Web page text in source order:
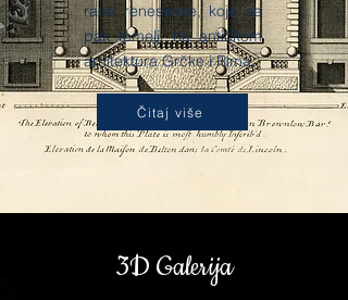
rane renesanse, koje se
pak temelji na antičkom
arhitektura Grčke i Rima.
Čitaj više
3D Galerija